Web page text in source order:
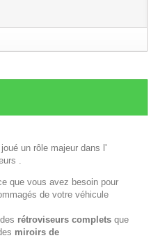
un rôle majeur dans l'
.
que vous avez besoin pour
de votre véhicule
rétroviseurs complets que
miroirs de